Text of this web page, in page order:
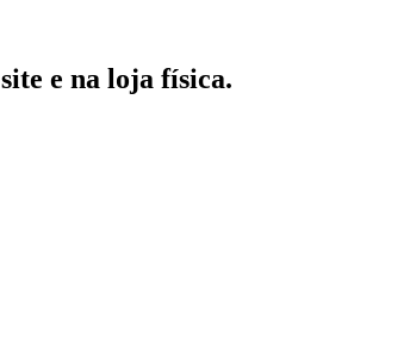
site e na loja física.